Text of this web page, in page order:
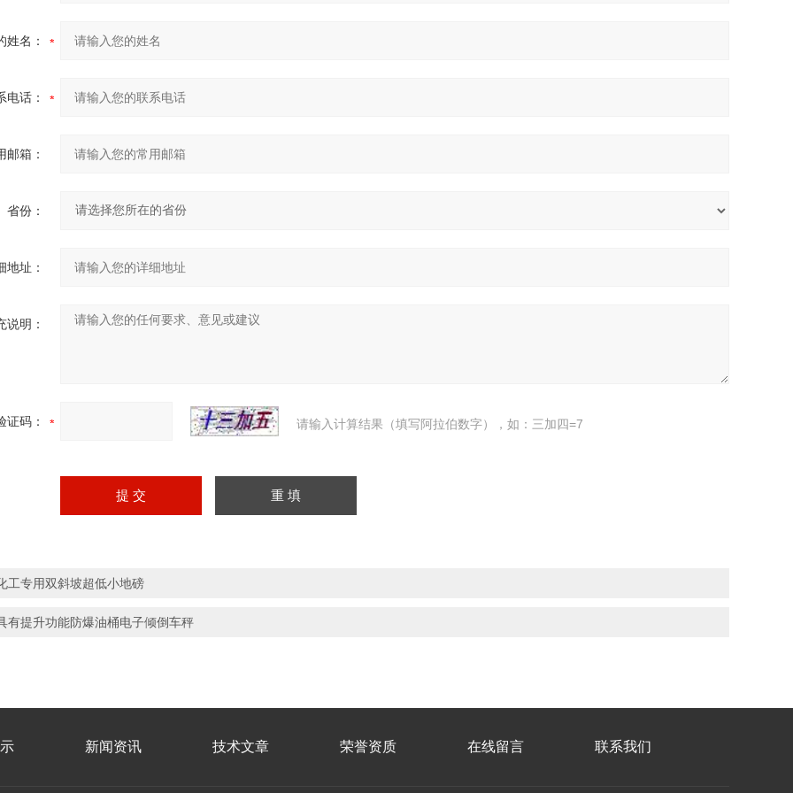
姓名：
电话：
邮箱：
省份：
地址：
说明：
证码： 请输入计算结果（填写阿拉伯数字），如：三加四=7
工专用双斜坡超低小地磅
有提升功能防爆油桶电子倾倒车秤
新闻资讯 技术文章 荣誉资质 在线留言 联系我们